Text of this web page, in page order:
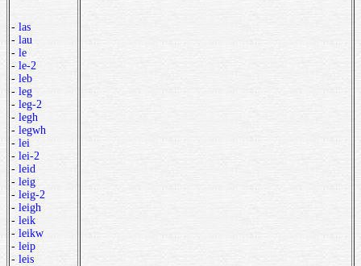
- las
- lau
- le
- le-2
- leb
- leg
- leg-2
- legh
- legwh
- lei
- lei-2
- leid
- leig
- leig-2
- leigh
- leik
- leikw
- leip
- leis